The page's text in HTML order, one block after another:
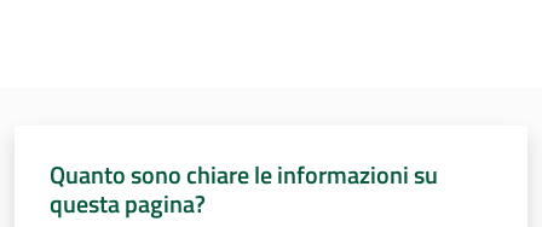
Quanto sono chiare le informazioni su
questa pagina?